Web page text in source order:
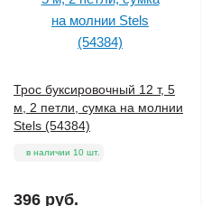
Трос буксировочный 12 т, 5
м, 2 петли, сумка на молнии
Stels (54384)
в наличии 10 шт.
396 руб.